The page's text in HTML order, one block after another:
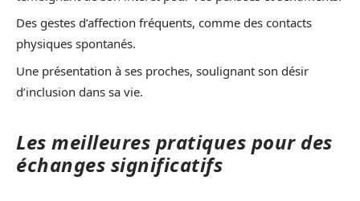
Des gestes d’affection fréquents, comme des contacts
physiques spontanés.
Une présentation à ses proches, soulignant son désir
d’inclusion dans sa vie.
Les meilleures pratiques pour des
échanges significatifs